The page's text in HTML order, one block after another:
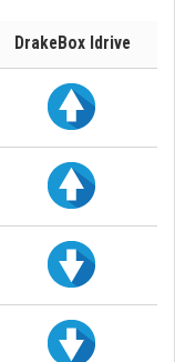
DrakeBox Idrive